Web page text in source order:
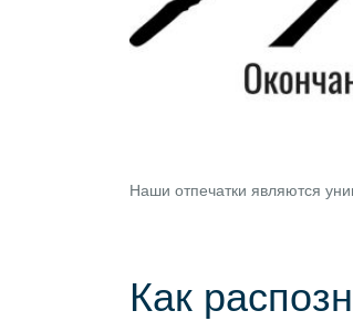
Наши отпечатки являются
Как